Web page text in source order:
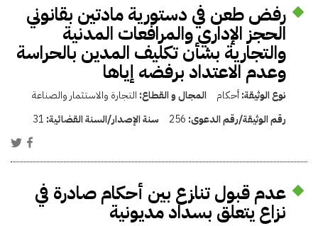
رفض طعن في دستورية مادتين بقانوني
الحجز الإداري والمرافعات المدنية
والتجارية بشأن تكليف المدين بالحراسة
وعدم الاعتداد برفضه إياها
نوع الوثيقة:أحكام المجال و القطاع: التجارة والاستثمار والصناعة
رقم الوثيقة/رقم الدعوى: 256 سنة الإصدار/السنة القضائية: 31
عدم قبول تنازع بين أحكام صادرة في
نزاع يتعلق بسداد مديونية